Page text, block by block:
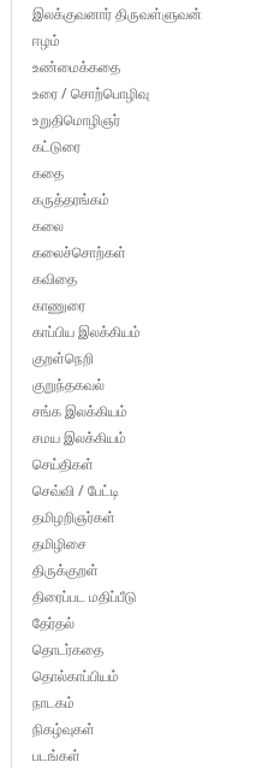
இலக்குவனார் திருவள்ளுவன்
ஈழம்
உண்மைக்கதை
உரை / சொற்பொழிவு
உறுதிமொழிஞர்
கட்டுரை
கதை
கருத்தரங்கம்
கலை
கலைச்சொற்கள்
கவிதை
காணுரை
காப்பிய இலக்கியம்
குறள்நெறி
குறுந்தகவல்
சங்க இலக்கியம்
சமய இலக்கியம்
செய்திகள்
செவ்வி / பேட்டி
தமிழறிஞர்கள்
தமிழிசை
திருக்குறள்
திரைப்பட மதிப்பீடு
தேர்தல்
தொடர்கதை
தொல்காப்பியம்
நாடகம்
நிகழ்வுகள்
படங்கள்